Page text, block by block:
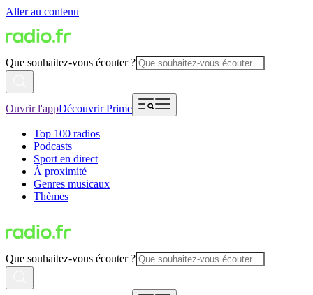
Aller au contenu
Que souhaitez-vous écouter ?
Ouvrir l'appDécouvrir Prime
Top 100 radios
Podcasts
Sport en direct
À proximité
Genres musicaux
Thèmes
Que souhaitez-vous écouter ?